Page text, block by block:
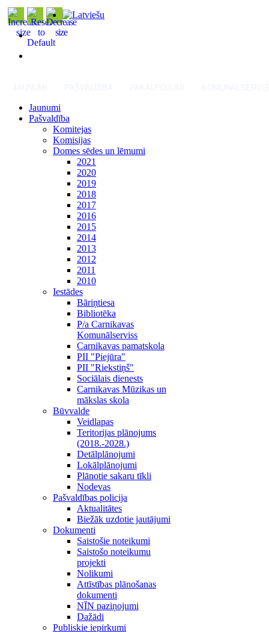
Jaunumi
Pašvaldība
Komitejas
Komisijas
Domes sēdes un lēmumi
2021
2020
2019
2018
2017
2016
2015
2014
2013
2012
2011
2010
Iestādes
Bāriņtiesa
Bibliotēka
P/a Carnikavas
Komunālserviss
Carnikavas pamatskola
PII "Piejūra"
PII "Riekstiņš"
Sociālais dienests
Carnikavas Mūzikas un
mākslas skola
Būvvalde
Veidlapas
Teritorijas plānojums
(2018.-2028.)
Detālplānojumi
Lokālplānojumi
Plānotie sakaru tīkli
Nodevas
Pašvaldības policija
Aktualitātes
Biežāk uzdotie jautājumi
Dokumenti
Saistošie noteikumi
Saistošo noteikumu
projekti
Nolikumi
Attīstības plānošanas
dokumenti
NĪN paziņojumi
Dažādi
Publiskie iepirkumi